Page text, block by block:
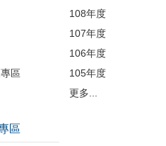
區
108年度
107年度
106年度
105年度
更多...
區